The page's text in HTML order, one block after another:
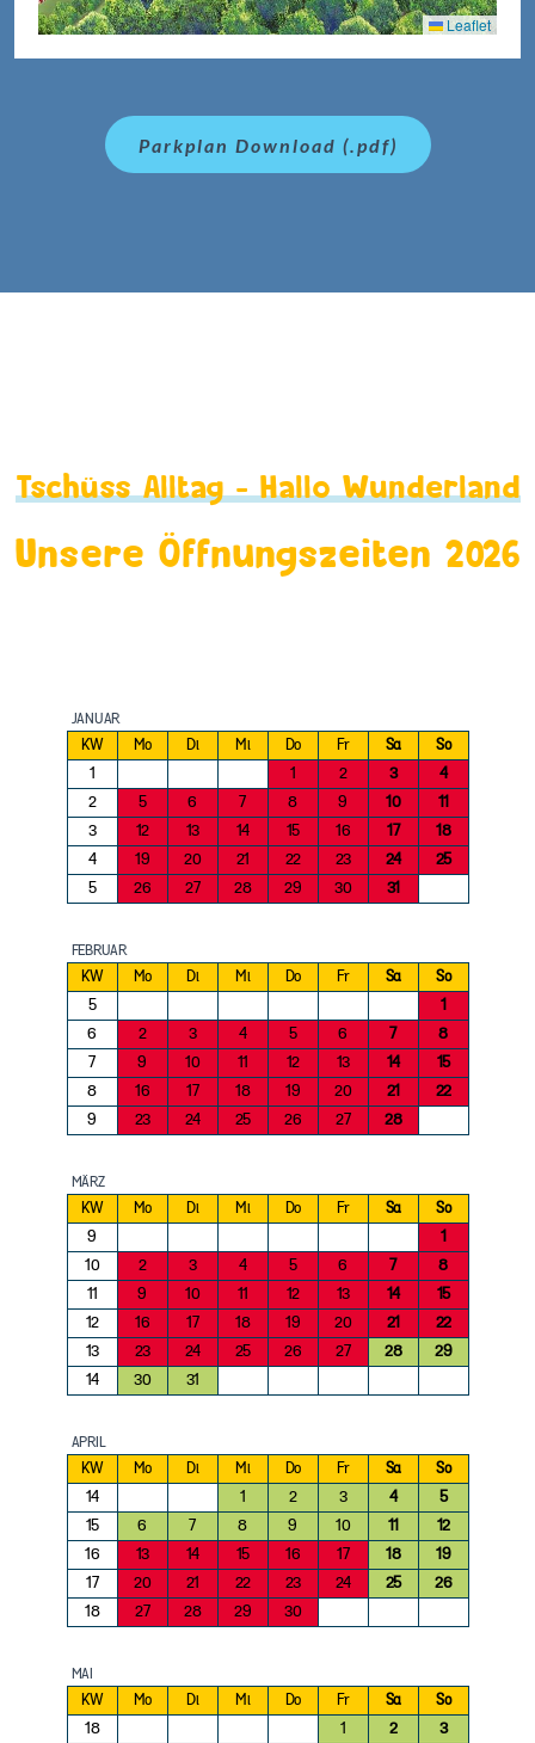
Leaflet
Parkplan Download (.pdf)
Tschüss Alltag – Hallo Wunderland
Unsere Öffnungszeiten 2026
JANUAR
KW Mo Di Mi Do Fr Sa
So
1
1 2 3
4
2
5 6 7 8 9 10
11
3
12 13 14 15 16 17
18
4
19 20 21 22 23 24
25
5
26 27 28 29 30 31
FEBRUAR
KW Mo Di Mi Do Fr Sa
So
5
1
6
2 3 4 5 6 7
8
7
9 10 11 12 13 14
15
8
16 17 18 19 20 21
22
9
23 24 25 26 27 28
MÄRZ
KW Mo Di Mi Do Fr Sa
So
9
1
10
2 3 4 5 6 7
8
11
9 10 11 12 13 14
15
12
16 17 18 19 20 21
22
13
23 24 25 26 27 28
29
14
30 31
APRIL
KW Mo Di Mi Do Fr Sa
So
14
1 2 3 4
5
15
6 7 8 9 10 11
12
16
13 14 15 16 17 18
19
17
20 21 22 23 24 25
26
18
27 28 29 30
MAI
KW Mo Di Mi Do Fr Sa
So
18
1 2
3